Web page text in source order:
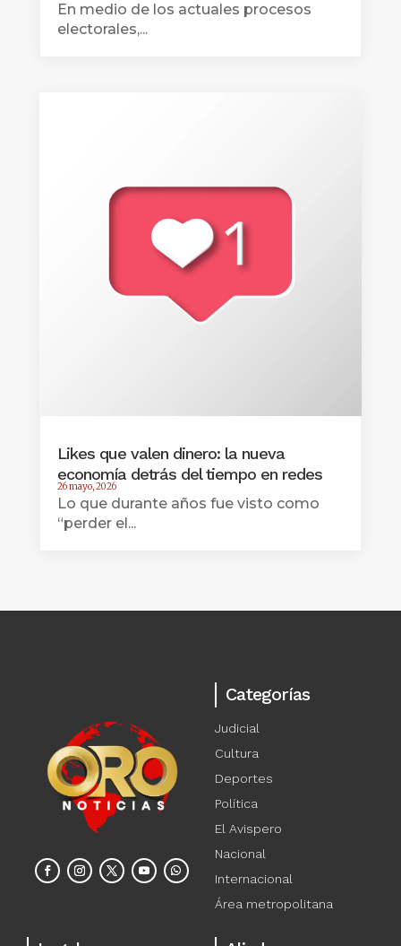
En medio de los actuales procesos
electorales,...
Likes que valen dinero: la nueva
economía detrás del tiempo en redes
26 mayo, 2026
Lo que durante años fue visto como
“perder el...
Categorías
Judicial
Cultura
Deportes
Política
El Avispero
Nacional
Internacional
Área metropolitana